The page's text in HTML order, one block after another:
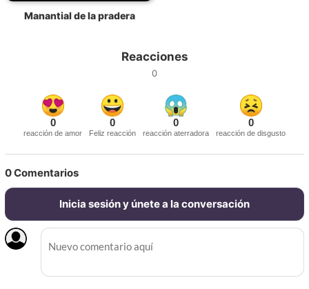
Manantial de la pradera
Reacciones
0
0
reacción de amor
0
Feliz reacción
0
reacción aterradora
0
reacción de disgusto
0Comentarios
Inicia sesión y únete a la conversación